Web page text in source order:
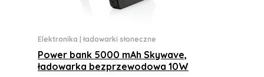
Elektronika ładowarki słoneczne
Power bank 5000 mAh Skywave,
ładowarka bezprzewodowa 10W